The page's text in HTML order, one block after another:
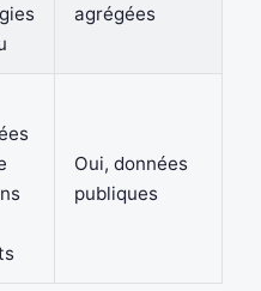
agrégées
Oui, données
publiques